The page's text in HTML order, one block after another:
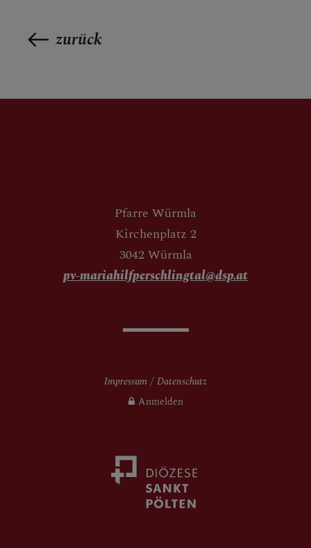
zurück
Pfarre Würmla
Kirchenplatz 2
3042 Würmla
pv-mariahilfperschlingtal@dsp.at
Impressum
Datenschutz
Anmelden